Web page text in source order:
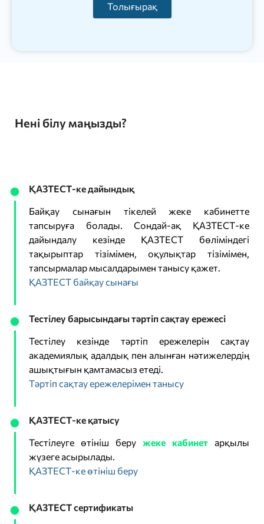
Толығырақ
Нені білу маңызды?
ҚАЗТЕСТ-ке дайындық
Байқау сынағын тікелей жеке кабинетте
тапсыруға болады. Сондай-ақ ҚАЗТЕСТ-ке
дайындалу кезінде ҚАЗТЕСТ бөліміндегі
тақырыптар тізімімен, оқулықтар тізімімен,
тапсырмалар мысалдарымен танысу қажет.
ҚАЗТЕСТ байқау сынағы
Тестілеу барысындағы тәртіп сақтау ережесі
Тестілеу кезінде тәртіп ережелерін сақтау
академиялық адалдық пен алынған нәтижелердің
ашықтығын қамтамасыз етеді.
Тәртіп сақтау ережелерімен танысу
ҚАЗТЕСТ-ке қатысу
Тестілеуге өтініш беру жеке кабинет арқылы
жүзеге асырылады.
ҚАЗТЕСТ-ке өтініш беру
ҚАЗТЕСТ сертификаты